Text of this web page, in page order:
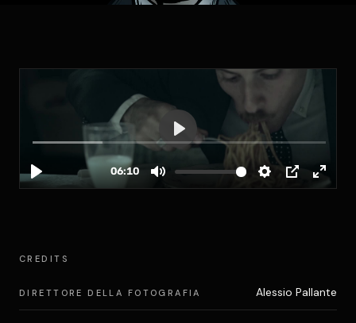
CREDITS
DIRETTORE DELLA FOTOGRAFIA Alessio Pallante